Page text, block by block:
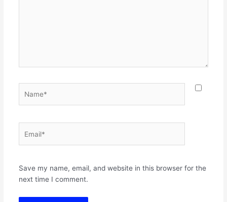
Save my name, email, and website in this browser for the
next time I comment.